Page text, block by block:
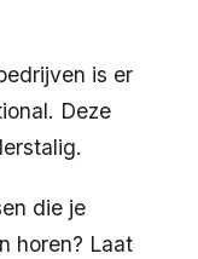
is er
Deze
die je
horen? Laat